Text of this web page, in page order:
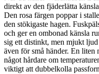
direkt av den fjäderlätta
Den rosa färgen poppar i
den stökigaste hagen.
och ger en ombonad känsla
sig ett distinkt, men mjukt
även för små händer. En liten
något hårdare om
viktigt att dubbelkolla